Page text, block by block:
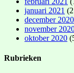
januari 2021
december 2020
november
oktober 2020
Rubrieken